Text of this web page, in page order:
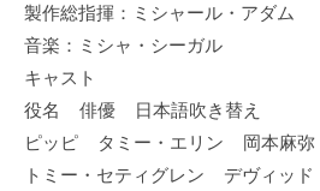
製作総指揮：ミシャール・アダム
音楽：ミシャ・シーガル
キャスト
役名 俳優 日本語吹き替え
ピッピ タミー・エリン 岡本麻弥
トミー・セティグレン デヴィッ